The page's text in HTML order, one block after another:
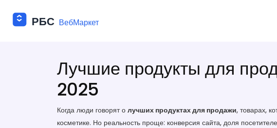
Лучшие продукты для
2025
Когда люди говорят о лучших продуктах для продажи, товарах,
косметике. Но реальность проще: конверсия сайта, доля